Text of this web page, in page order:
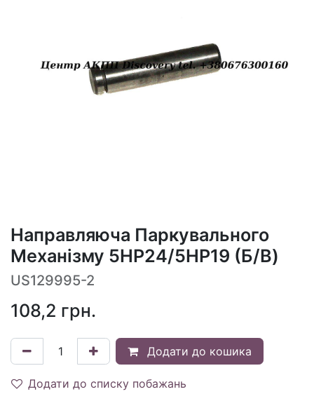
Направляюча Паркувального
Механізму 5HP24/5HP19 (Б/В)
US129995-2
108,2 грн.
Додати до кошика
Додати до списку побажань